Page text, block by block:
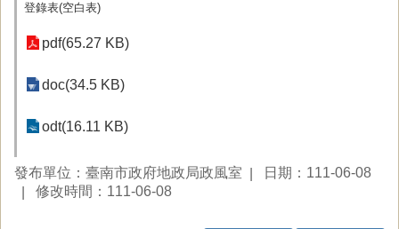
登錄表(空白表)
pdf(65.27 KB)
doc(34.5 KB)
odt(16.11 KB)
發布單位：臺南市政府地政局政風室
日期：111-06-08
修改時間：111-06-08